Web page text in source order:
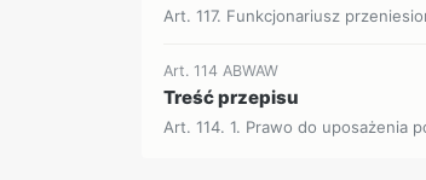
Art. 117. Funkcjonariusz
Art. 114 ABWAW
Treść przepisu
Art. 114. 1. Prawo do uposażenia